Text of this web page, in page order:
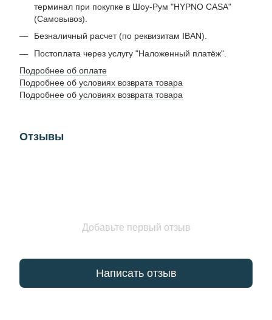
терминал при покупке в Шоу-Рум "HYPNO CASA"
(Самовывоз).
Безналичный расчет (по реквизитам IBAN).
Постоплата через услугу "Наложенный платёж".
Подробнее об оплате
Подробнее об условиях возврата товара
Подробнее об условиях возврата товара
Отзывы
Добавьте первый отзыв
Написать отзыв